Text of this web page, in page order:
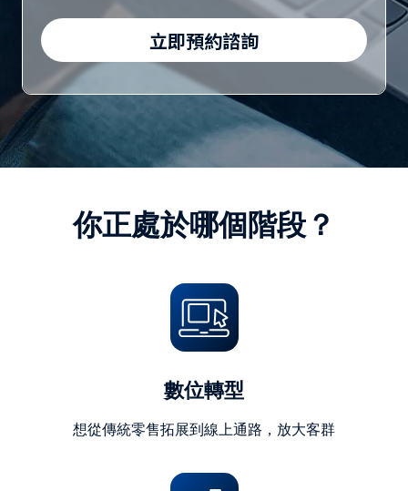
分
字
立即預約諮詢
你正處於哪個階段？
數位轉型
想從傳統零售拓展到線上通路，放大客群